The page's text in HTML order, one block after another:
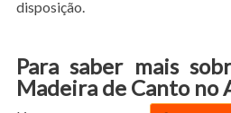
disposição.
Para saber mais
Madeira de Canto no